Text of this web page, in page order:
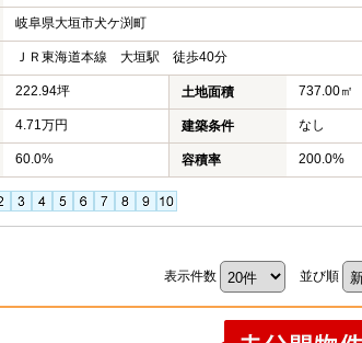
岐阜県大垣市犬ケ渕町
ＪＲ東海道本線 大垣駅 徒歩40分
222.94坪 土地面積 737.00㎡
4.71万円 建築条件 なし
60.0% 容積率 200.0%
表示件数 並び順